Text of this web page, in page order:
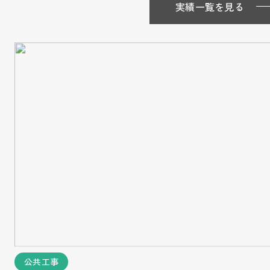
実績一覧を見る
公共工事